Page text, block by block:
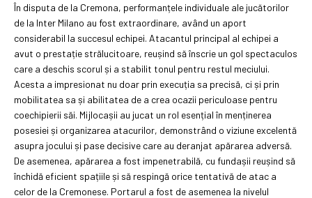
În disputa de la Cremona, performanțele individuale ale jucătorilor
de la Inter Milano au fost extraordinare, având un aport
considerabil la succesul echipei. Atacantul principal al echipei a
avut o prestație strălucitoare, reușind să înscrie un gol spectaculos
care a deschis scorul și a stabilit tonul pentru restul meciului.
Acesta a impresionat nu doar prin execuția sa precisă, ci și prin
mobilitatea sa și abilitatea de a crea ocazii periculoase pentru
coechipierii săi. Mijlocașii au jucat un rol esențial în menținerea
posesiei și organizarea atacurilor, demonstrând o viziune excelentă
asupra jocului și pase decisive care au deranjat apărarea adversă.
De asemenea, apărarea a fost impenetrabilă, cu fundașii reușind să
închidă eficient spațiile și să respingă orice tentativă de atac a
celor de la Cremonese. Portarul a fost de asemenea la nivelul